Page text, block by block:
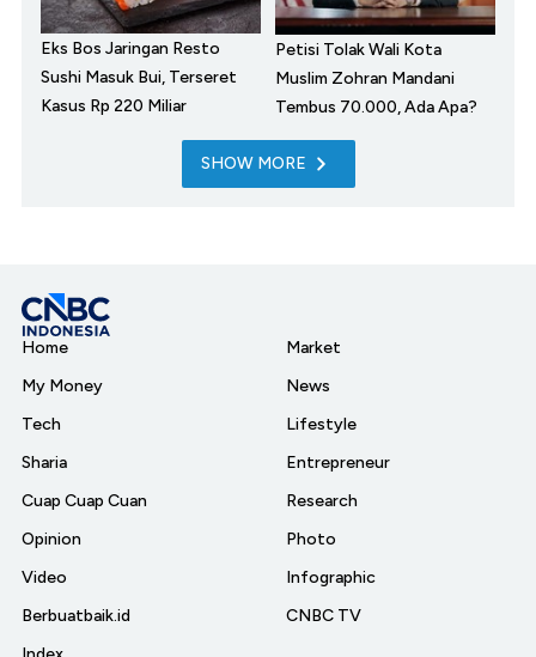
Eks Bos Jaringan Resto
Sushi Masuk Bui, Terseret
Kasus Rp 220 Miliar
Petisi Tolak Wali Kota
Muslim Zohran Mandani
Tembus 70.000, Ada Apa?
SHOW MORE
Home
My Money
Tech
Sharia
Cuap Cuap Cuan
Opinion
Video
Berbuatbaik.id
Market
News
Lifestyle
Entrepreneur
Research
Photo
Infographic
CNBC TV